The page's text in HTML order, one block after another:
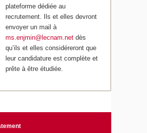
plateforme dédiée au
recrutement. Ils et elles devront
envoyer un mail à
ms.enjmin@lecnam.netdès
qu’ils et elles considéreront que
leur candidature est complète et
prête à être étudiée.